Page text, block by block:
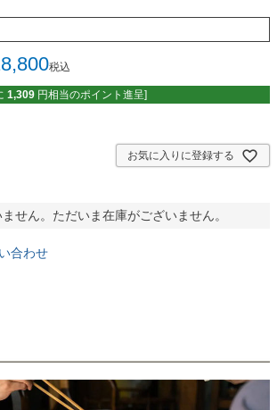
税込
1,309 円相当のポイント進呈]
お気に入りに登録する
せん。ただいま在庫がございません。
合わせ